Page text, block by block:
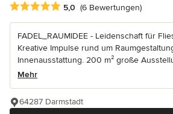
Durchschnittliche Bewertung: 5 von 5
5,0 (6 Bewertungen)
FADEL_RAUMIDEE - Leidenschaft für
Kreative Impulse rund um
Innenausstattung. 200 m² große
Mehr
64287 Darmstadt